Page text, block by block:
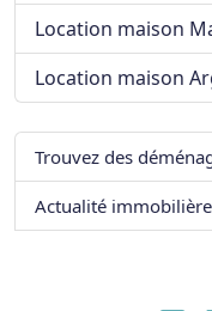
Location maison
Location maison
Trouvez des
Actualité immobilière